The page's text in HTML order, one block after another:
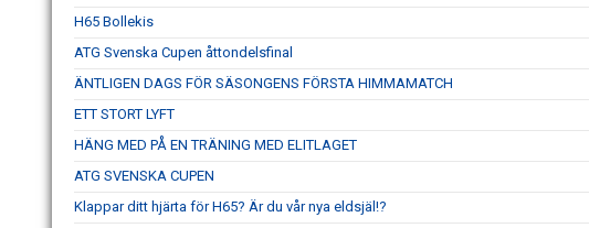
H65 Bollekis
ATG Svenska Cupen åttondelsfinal
ÄNTLIGEN DAGS FÖR SÄSONGENS FÖRSTA HIMMAMATCH
ETT STORT LYFT
HÄNG MED PÅ EN TRÄNING MED ELITLAGET
ATG SVENSKA CUPEN
Klappar ditt hjärta för H65? Är du vår nya eldsjäl!?